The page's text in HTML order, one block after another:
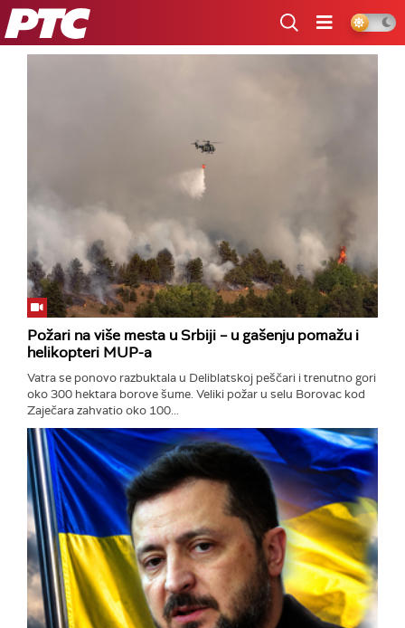
RTS
Požari na više mesta u Srbiji – u gašenju pomažu i
helikopteri MUP-a
Vatra se ponovo razbuktala u Deliblatskoj peščari i trenutno gori
oko 300 hektara borove šume. Veliki požar u selu Borovac kod
Zaječara zahvatio oko 100...